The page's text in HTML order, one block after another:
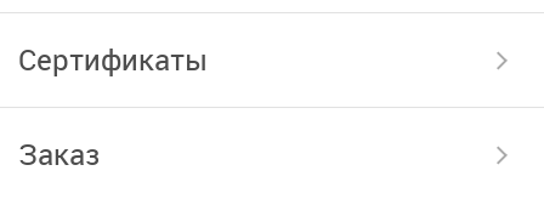
Сертификаты
Заказ